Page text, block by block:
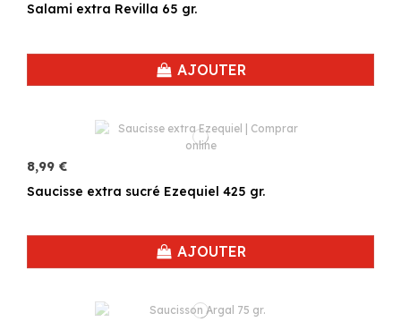
Salami extra Revilla 65 gr.
AJOUTER
8,99 €
Saucisse extra sucré Ezequiel 425 gr.
AJOUTER